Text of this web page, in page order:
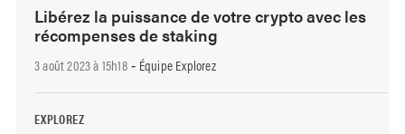
Libérez la puissance de votre crypto avec les
récompenses de staking
3 août 2023 à 15h18- Équipe Explorez
EXPLOREZ